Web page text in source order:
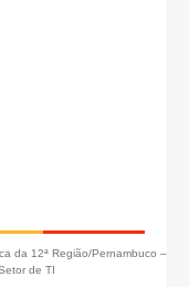
da 12ª Região/Pernambuco –
de TI